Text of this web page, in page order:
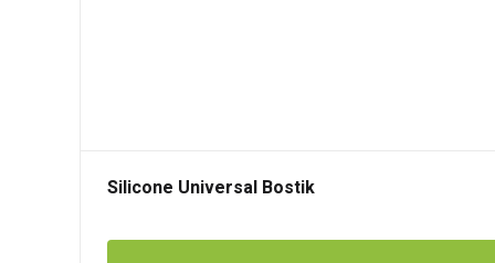
Silicone Universal Bostik